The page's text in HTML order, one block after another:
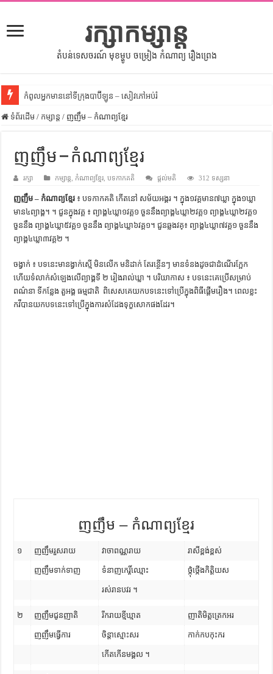
រក្សាកម្សាន្ត
តំបន់ទេសចរណ៍ មុខម្ហូប ចម្រៀង កំណាព្យ រឿងព្រេង
កំពូលអ្នកមាននៅទីក្រុងបាប៊ីឡូន – សៀវភៅអប់រំ
សីលធម៌នៅក្នុងសង្គមខ្មែរ – សៀវភៅចំណេះដឹងទូទៅ
ទំលៀមទម្លាប់ប្រពៃណីជនជាតិចិន – សៀវភៅចំណេះដឹងទូទៅ
ដើមកំណើតអង្គរ – សៀវភៅចំណេះដឹងទូទៅ
ដើមកំណើតជនជាតិខ្មែរ – អត្ថបទស្រាវជ្រាវ
ទំនាក់ទំនងកម្ពុជានិងចិន – សៀវភៅចំណេះដឹងទូទៅ
ព្រះបាទធម្មិក – សៀវភៅចំណេះដឹងទូទៅ
រដ្ឋបាល និង រដ្ឋបាលវិមជ្ឈការ – អត្ថបទស្រាវជ្រាវ
ការស្វែងយល់អំពី ល្ខោនខោល – សៀវភៅចំណេះដឹងទូទៅ
ទំព័រដើម / កម្សាន្ត / ញញឹម – កំណាព្យខ្មែរ
ញញឹម – កំណាព្យខ្មែរ
រក្សា កម្សាន្ត កំណាព្យខ្មែរ ,បទកាកគតិ ផ្តល់មតិ 312 ទស្សនា
ញញឹម – កំណាព្យខ្មែរ ៖ បទកាកគតិ កើតនៅ សម័យអង្គរ ។ ក្នុង១វគ្គមាន៧ឃ្លា ក្នុង១ឃ្លា
មាន៤ព្យាង្គ។ ។ ជួនក្នុងវគ្គ ៖ ព្យាង្គ៤ឃ្លា១វគ្គ១ ចួននឹងព្យាង្គ៤ឃ្លា២វគ្គ១ ព្យាង្គ៤ឃ្លា២វគ្គ១
ចួននឹង ព្យាង្គ៤ឃ្លា៥វគ្គ១ ចួននឹង ព្យាង្គ៤ឃ្លា៦វគ្គ១។ ជួនឆ្លងវគ្៖ ព្យាង្គ៤ឃ្លា៧វគ្គ១ ចួននឹង
ព្យាង្គ៤ឃ្លា៣វគ្គ២ ។
ចង្វាក់ ៖ បទនេះមានង្វាក់ស្មើ មិនលើក មនិដាក់ តែរន្ថើនៗ មានទំនងដូចជា​ដំណើរក្អែក
ហើយទំលាក់សំឡេងលើព្យាង្គទី ២ រៀងរាល់ឃ្លា ។ បរិយាកាស ៖ បទនេះគេប្រើសម្រាប់
ពណ៌នា ទីកន្លែង តួអង្គ ធម្មជាតិ ​​ ពិសេសគេយក​បទនេះទៅប្រើក្នុងពិធីផ្តើមរឿង។ ពេលខ្លះ​
កវី​បាន​យក​បទ​នេះ​ទៅ​ប្រើ​ក្នុង​ការ​សំដែង​ទុក្ខ​សោក​ផង​ដែរ​។ ​
ញញឹម – កំណាព្យខ្មែរ
១ ញញឹមរួសរាយ វាចាពណ្ណរាយ រាសីខ្ពង់ខ្ពស់
ញញឹមទាក់ទាញ ទំនាញកេរ្តិ៍ឈ្មោះ ថ្កុំថ្កើងកិត្តិយស
រស់រានបវរ ។
២ ញញឹមជូនញាតិ រីករាយខ្មីឃ្មាត ញាតិមិត្តត្រេកអរ
ញញឹមធ្វើការ ចិន្តាស្មោះសរ កាក់កបកុះករ
កើតកើនមង្គល ។